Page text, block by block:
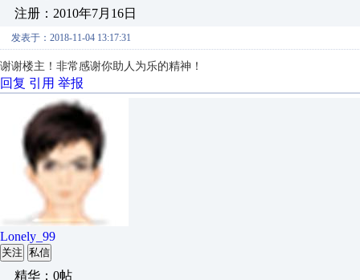
注册：2010年7月16日
发表于：2018-11-04 13:17:31
谢谢楼主！非常感谢你助人为乐的精神！
回复 引用 举报
Lonely_99
关注 私信
精华：0帖